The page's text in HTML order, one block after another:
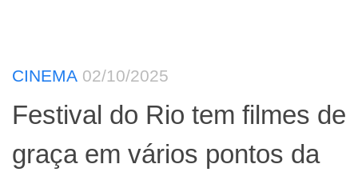
CINEMA 02/10/2025
Festival do Rio tem filmes de
graça em vários pontos da